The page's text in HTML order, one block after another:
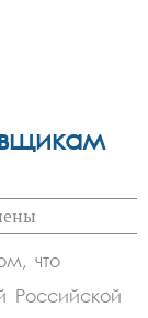
что
Российской